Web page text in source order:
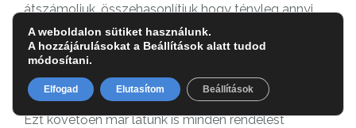
átszámoljuk, összehasonlítjuk hogy tényleg annyi
jött-e, mint amit az ügyfél rendelt. Majd kiállítjuk a
digitális szállítólevelet arról, hogy mit bevételeztünk.
A termék így bent van nálunk készleten, a
webáruház pedig ellenőrizheti a készletszinteket.
Ezt követően már látunk is minden rendelést
A weboldalon sütiket használunk.
A hozzájárulásokat a Beállítások alatt tudod
módosítani.
Elfogad Elutasítom Beállítások